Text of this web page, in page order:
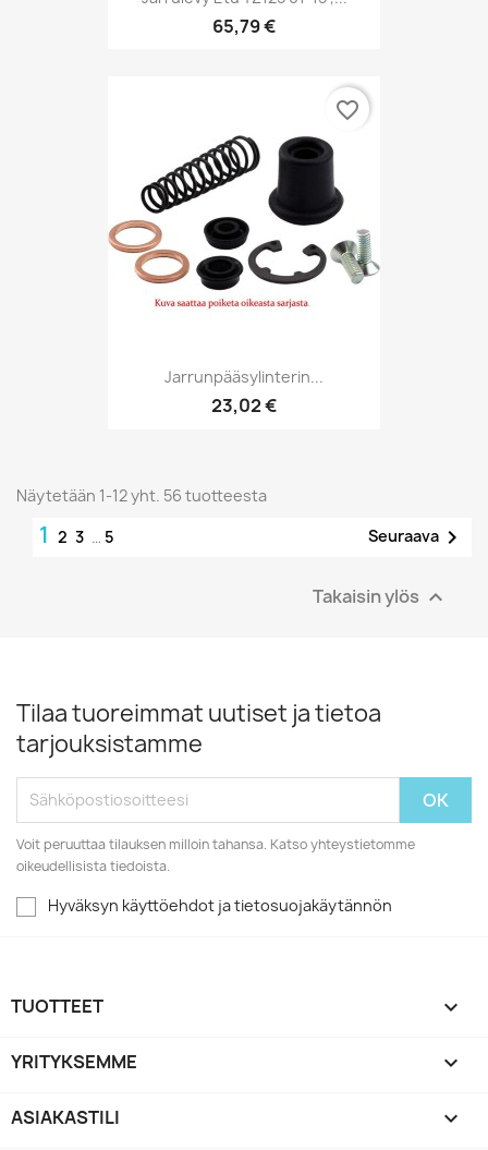
65,79 €
Jarrunpääsylinterin...
23,02 €
favorite_border
Näytetään 1-12 yht. 56 tuotteesta
1 2 3 … 5 Seuraava 
Takaisin ylös 
Tilaa tuoreimmat uutiset ja tietoa
tarjouksistamme
Voit peruuttaa tilauksen milloin tahansa. Katso yhteystietomme
oikeudellisista tiedoista.
Hyväksyn käyttöehdot ja tietosuojakäytännön
TUOTTEET 
YRITYKSEMME 
ASIAKASTILI 